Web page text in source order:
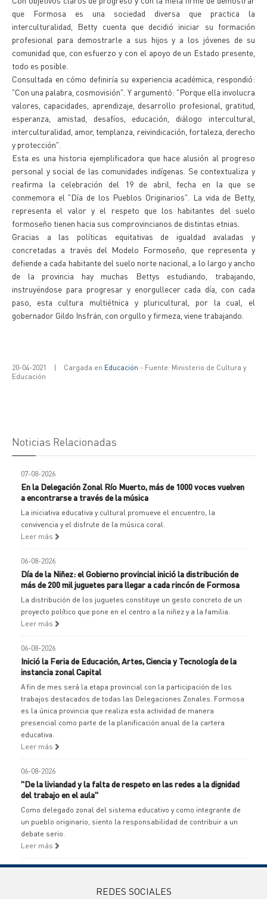
que Formosa es una sociedad diversa que practica la
interculturalidad, Betty cuenta que decidió iniciar su formación
profesional para demostrarle a sus hijos y a los jóvenes de su
comunidad que, con esfuerzo y con el apoyo de un Estado presente,
todo es posible.
Consultada en cómo definiría su experiencia académica, respondió:
"Con una palabra, cosmovisión". Y argumentó: "Porque ella involucra
valores, capacidades, aprendizaje, desarrollo profesional, gratitud,
esperanza, amistad, desafíos, educación, diálogo intercultural,
interculturalidad, amor, templanza, reivindicación, fortaleza, derecho
y protección".
Esta es una historia ejemplificadora que hace alusión al progreso
personal y social de las comunidades indígenas. Se contextualiza y
reafirma la celebración del 19 de abril, fecha en la que se
conmemora el "Día de los Pueblos Originarios". La vida de Betty,
representa el valor y el respeto que los habitantes del suelo
formoseño tienen hacia sus comprovincianos de distintas etnias.
Gracias a las políticas equitativas de igualdad avaladas y
concretadas a través del Modelo Formoseño, que representa y
defiende a cada habitante del suelo norte nacional, a lo largo y ancho
de la provincia hay muchas Bettys estudiando, trabajando,
instruyéndose para progresar y enorgullecer cada día, con cada
paso, esta cultura multiétnica y pluricultural, por la cual, el
gobernador Gildo Insfrán, con orgullo y firmeza, viene trabajando.
20-04-2021 | Cargada en Educación - Fuente: Ministerio de Cultura y
Educación
Noticias Relacionadas
07-08-2026
En la Delegación Zonal Río Muerto, más de 1000 voces vuelven
a encontrarse a través de la música
La iniciativa educativa y cultural promueve el encuentro, la
convivencia y el disfrute de la música coral.
Leer más
06-08-2026
Día de la Niñez: el Gobierno provincial inició la distribución de
más de 200 mil juguetes para llegar a cada rincón de Formosa
La distribución de los juguetes constituye un gesto concreto de un
proyecto político que pone en el centro a la niñez y a la familia.
Leer más
06-08-2026
Inició la Feria de Educación, Artes, Ciencia y Tecnología de la
instancia zonal Capital
A fin de mes será la etapa provincial con la participación de los
trabajos destacados de todas las Delegaciones Zonales. Formosa
es la única provincia que realiza esta actividad de manera
presencial como parte de la planificación anual de la cartera
educativa.
Leer más
06-08-2026
"De la liviandad y la falta de respeto en las redes a la dignidad
del trabajo en el aula"
Como delegado zonal del sistema educativo y como integrante de
un pueblo originario, siento la responsabilidad de contribuir a un
debate serio.
Leer más
REDES SOCIALES